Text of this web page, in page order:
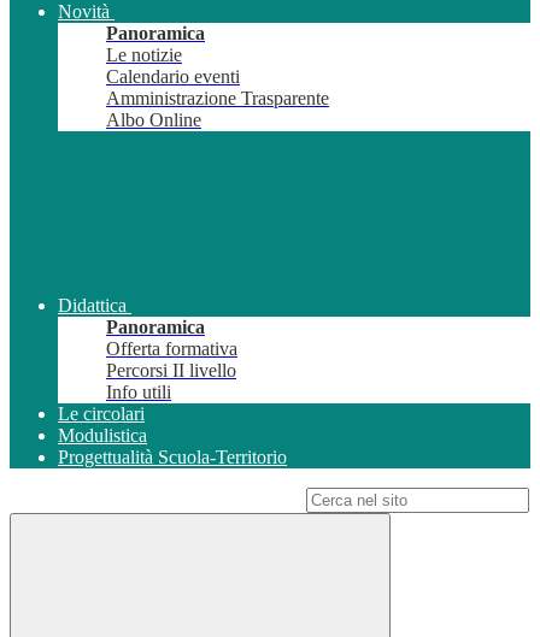
Novità
Panoramica
Le notizie
Calendario eventi
Amministrazione Trasparente
Albo Online
Didattica
Panoramica
Offerta formativa
Percorsi II livello
Info utili
Le circolari
Modulistica
Progettualità Scuola-Territorio